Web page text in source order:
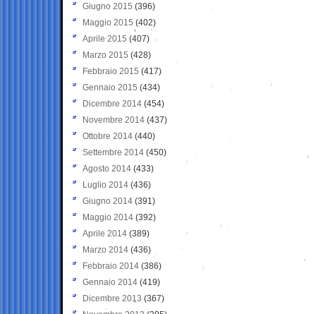
Giugno 2015 (396)
Maggio 2015 (402)
Aprile 2015 (407)
Marzo 2015 (428)
Febbraio 2015 (417)
Gennaio 2015 (434)
Dicembre 2014 (454)
Novembre 2014 (437)
Ottobre 2014 (440)
Settembre 2014 (450)
Agosto 2014 (433)
Luglio 2014 (436)
Giugno 2014 (391)
Maggio 2014 (392)
Aprile 2014 (389)
Marzo 2014 (436)
Febbraio 2014 (386)
Gennaio 2014 (419)
Dicembre 2013 (367)